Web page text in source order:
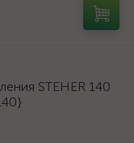
STEHER 140